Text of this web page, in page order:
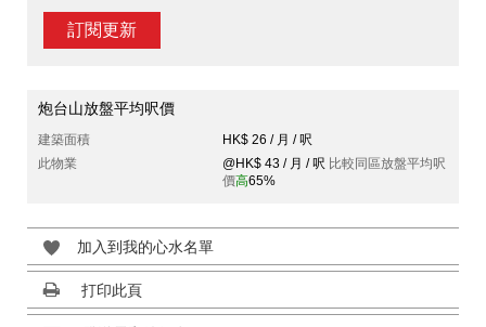
訂閱更新
炮台山放盤平均呎價
建築面積
HK$ 26 / 月 / 呎
此物業
@HK$ 43 / 月 / 呎 比較同區放盤平均呎
價高65%
加入到我的心水名單
打印此頁